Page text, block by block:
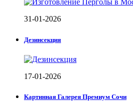
31-01-2026
Дезинсекция
17-01-2026
Картинная Галерея Премиум Сочи